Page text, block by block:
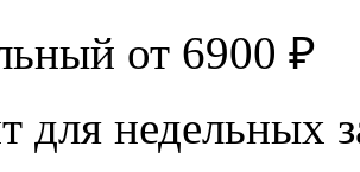
от 6900 ₽
для недельных